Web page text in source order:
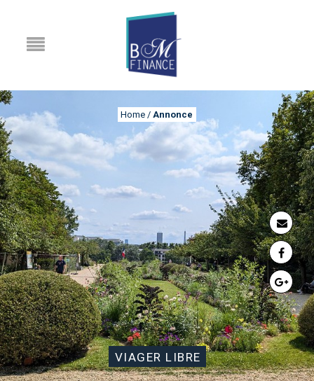
Home / Annonce
ANNONCE
VIAGER LIBRE